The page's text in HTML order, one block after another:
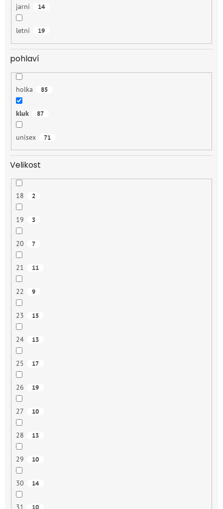
jarní 14
letní 19
pohlaví
holka 85
kluk 87
unisex 71
Velikost
18 2
19 3
20 7
21 11
22 9
23 15
24 13
25 17
26 19
27 10
28 13
29 10
30 14
31